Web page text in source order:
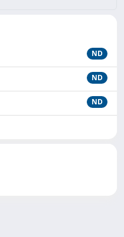
ND
ND
ND